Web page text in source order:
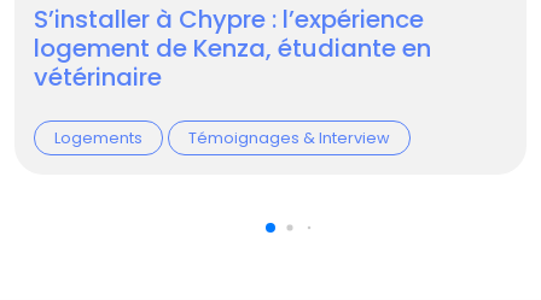
S’installer à Chypre : l’expérience
logement de Kenza, étudiante en
vétérinaire
Logements Témoignages & Interview